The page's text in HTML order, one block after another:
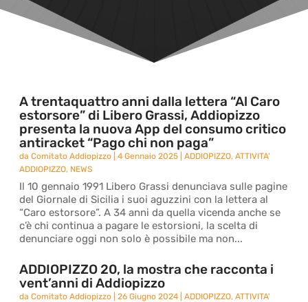
A trentaquattro anni dalla lettera “Al Caro
estorsore” di Libero Grassi, Addiopizzo
presenta la nuova App del consumo critico
antiracket “Pago chi non paga”
daComitato Addiopizzo |4 Gennaio 2025 |ADDIOPIZZO,ATTIVITA'
ADDIOPIZZO, NEWS
Il 10 gennaio 1991 Libero Grassi denunciava sulle pagine
del Giornale di Sicilia i suoi aguzzini con la lettera al
“Caro estorsore”. A 34 anni da quella vicenda anche se
c’è chi continua a pagare le estorsioni, la scelta di
denunciare oggi non solo è possibile ma non...
ADDIOPIZZO 20, la mostra che racconta i
vent’anni di Addiopizzo
daComitato Addiopizzo |26 Giugno 2024 |ADDIOPIZZO,ATTIVITA'